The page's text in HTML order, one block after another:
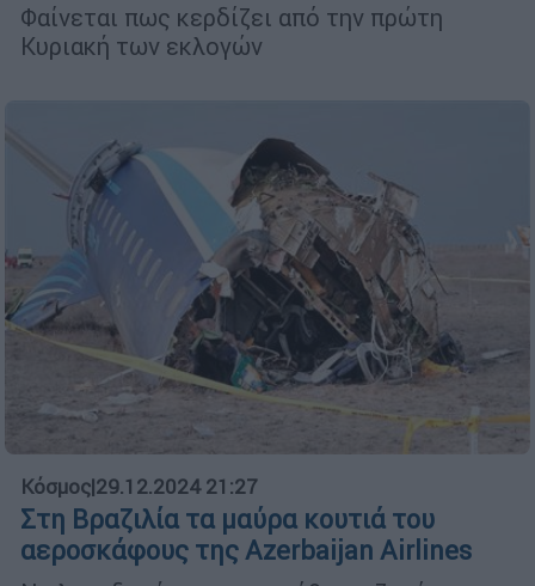
Φαίνεται πως κερδίζει από την πρώτη
Κυριακή των εκλογών
Κόσμος|29.12.2024 21:27
Στη Βραζιλία τα μαύρα κουτιά του
αεροσκάφους της Azerbaijan Airlines